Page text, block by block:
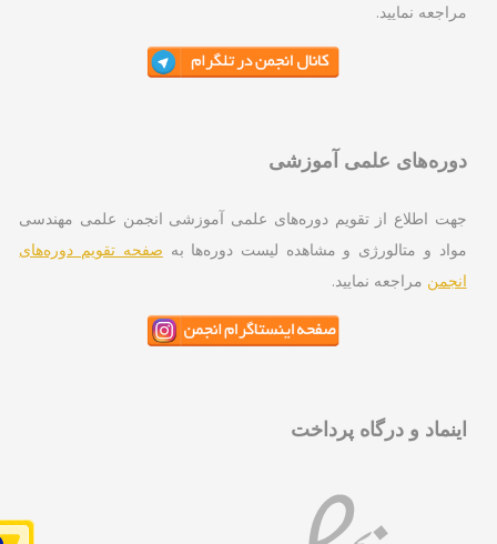
نمایید.
علمی آموزشی
اطلاع از تقویم دوره‌های علمی آموزشی انجمن علمی مهندسی
و متالورژی و مشاهده لیست دوره‌ها بهصفحه تقویم دوره‌های
مراجعه نمایید.
و درگاه پرداخت